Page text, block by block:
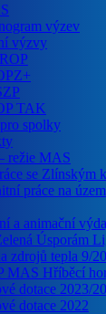
výzev
výzvy
TAK
spolky
režie MAS
se Zlínským
práce na
a animační
Úsporám
zdrojů tepla 9/
MAS Hříběcí
dotace 2023/
dotace 2022